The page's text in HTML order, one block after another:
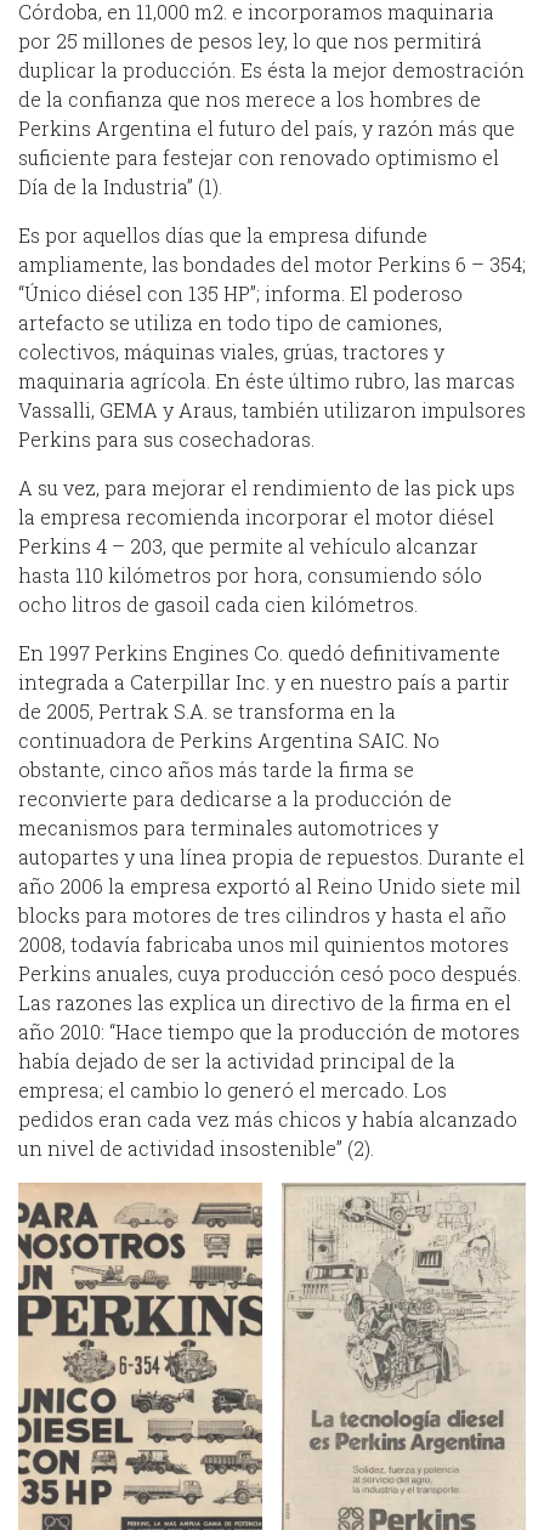
Córdoba, en 11,000 m2. e incorporamos maquinaria
por 25 millones de pesos ley, lo que nos permitirá
duplicar la producción. Es ésta la mejor demostración
de la confianza que nos merece a los hombres de
Perkins Argentina el futuro del país, y razón más que
suficiente para festejar con renovado optimismo el
Día de la Industria” (1).
Es por aquellos días que la empresa difunde
ampliamente, las bondades del motor Perkins 6 – 354;
“Único diésel con 135 HP”; informa. El poderoso
artefacto se utiliza en todo tipo de camiones,
colectivos, máquinas viales, grúas, tractores y
maquinaria agrícola. En éste último rubro, las marcas
Vassalli, GEMA y Araus, también utilizaron impulsores
Perkins para sus cosechadoras.
A su vez, para mejorar el rendimiento de las pick ups
la empresa recomienda incorporar el motor diésel
Perkins 4 – 203, que permite al vehículo alcanzar
hasta 110 kilómetros por hora, consumiendo sólo
ocho litros de gasoil cada cien kilómetros.
En 1997 Perkins Engines Co. quedó definitivamente
integrada a Caterpillar Inc. y en nuestro país a partir
de 2005, Pertrak S.A. se transforma en la
continuadora de Perkins Argentina SAIC. No
obstante, cinco años más tarde la firma se
reconvierte para dedicarse a la producción de
mecanismos para terminales automotrices y
autopartes y una línea propia de repuestos. Durante el
año 2006 la empresa exportó al Reino Unido siete mil
blocks para motores de tres cilindros y hasta el año
2008, todavía fabricaba unos mil quinientos motores
Perkins anuales, cuya producción cesó poco después.
Las razones las explica un directivo de la firma en el
año 2010: “Hace tiempo que la producción de motores
había dejado de ser la actividad principal de la
empresa; el cambio lo generó el mercado. Los
pedidos eran cada vez más chicos y había alcanzado
un nivel de actividad insostenible” (2).